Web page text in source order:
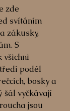
zde
svítáním
zákusky,
S
všichni
podél
bosky a
šál vyčkávají
jsou